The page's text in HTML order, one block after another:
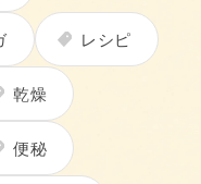
レシピ
乾燥
便秘